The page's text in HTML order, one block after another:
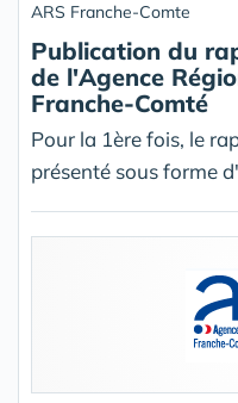
ARS Franche-Comte
Publication du
de l'Agence
Franche-Comté
Pour la 1ère fois, le
présenté sous forme